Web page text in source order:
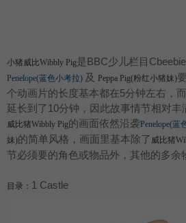
小猪威比Wibbly Pig是BBC少儿栏目
Penelope(蓝色小考拉) 及 Peppa Pig(粉红小猪妹)
个动画片的长度基本都在5分钟左右，
延长到了10分钟，因此故事情节相对丰
威比猪Wibbly Pig的画面依然沿袭Penelope(蓝
妹)的简单风格，画面里基本除了 威比猪
节必须要的角色或物品外，其他的多余
目录： 1 Castle